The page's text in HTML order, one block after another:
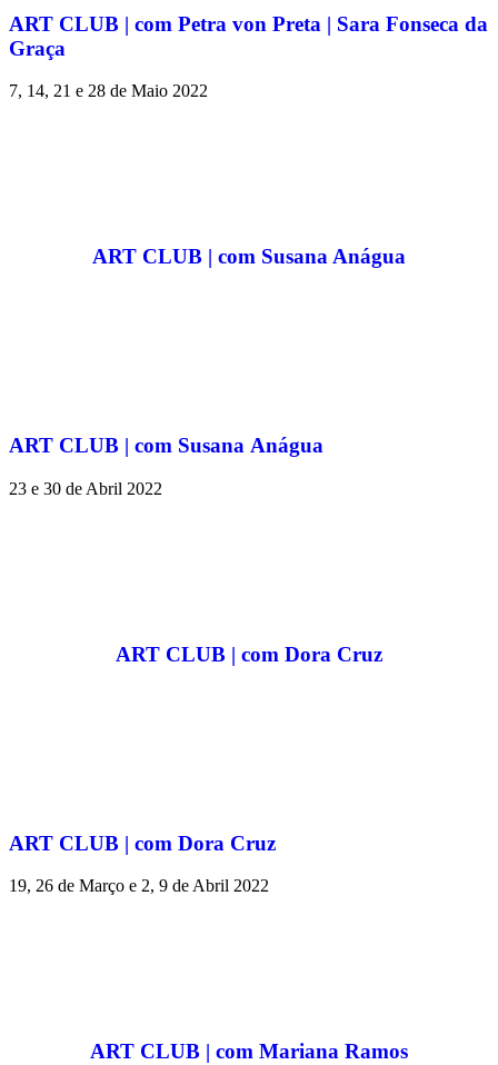
ART CLUB | com Petra von Preta | Sara Fonseca da
Graça
7, 14, 21 e 28 de Maio 2022
ART CLUB | com Susana Anágua
ART CLUB | com Susana Anágua
23 e 30 de Abril 2022
ART CLUB | com Dora Cruz
ART CLUB | com Dora Cruz
19, 26 de Março e 2, 9 de Abril 2022
ART CLUB | com Mariana Ramos